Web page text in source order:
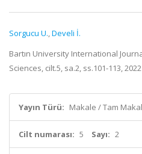
Sorgucu U.,Develi İ.
Bartın University International
Sciences, cilt.5, sa.2, ss.101-113,
Yayın Türü: Makale / Tam
Cilt numarası: 5 Sayı: 2